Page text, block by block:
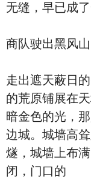
无缝，早已成
商队驶出黑风
走出遮天蔽日
的荒原铺展在
暗金色的光，
边城。城墙高
燧，城墙上布
闭，门口的